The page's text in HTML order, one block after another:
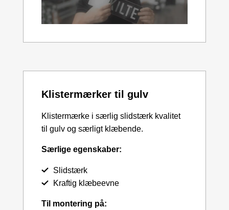
Klistermærker til gulv
Klistermærke i særlig slidstærk kvalitet
til gulv og særligt klæbende.
Særlige egenskaber:
Slidstærk
Kraftig klæbeevne
Til montering på: